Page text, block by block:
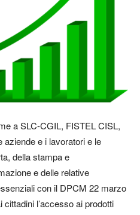
a SLC-CGIL, FISTEL CISL,
aziende e i lavoratori e le
della stampa e
e delle relative
con il DPCM 22 marzo
l’accesso ai prodotti